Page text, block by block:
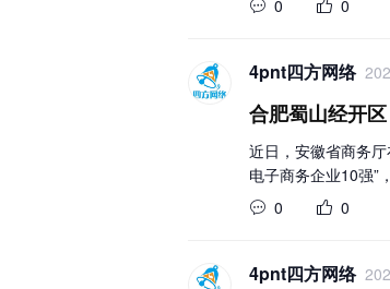
0
0
4pnt四方网络
合肥蜀山经开
近日，安徽省商务
电子商务企业10强”
0
0
4pnt四方网络